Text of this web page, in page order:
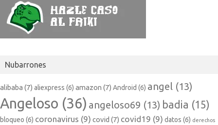
Nubarrones
alibaba (7) aliexpress (6) amazon (7) Android (6) angel (13)
Angeloso (36) angeloso69 (13) badia (15)
bloqueo (6) coronavirus (9) covid (7) covid19 (9) datos (6) derechos